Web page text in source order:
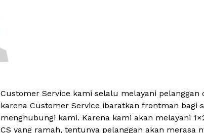
Customer Service kami selalu melayani
karena Customer Service ibaratkan frontman
menghubungi kami. Karena kami akan melayani
CS yang ramah, tentunya pelanggan akan